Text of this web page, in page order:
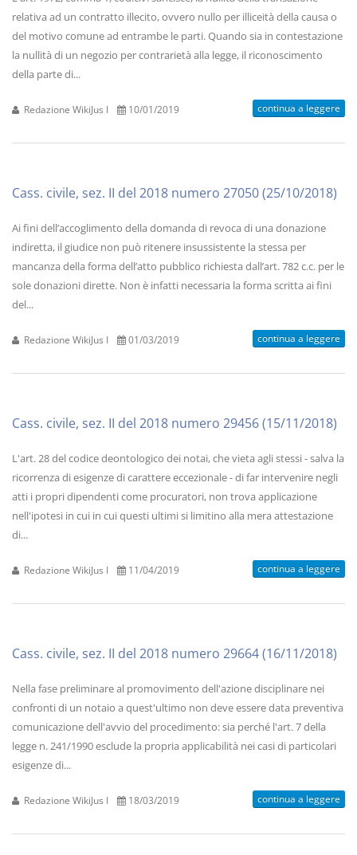
relativa ad un contratto illecito, ovvero nullo per illiceità della causa o
del motivo comune ad entrambe le parti. Quando sia in contestazione
la nullità di un negozio per contrarietà alla legge, il riconoscimento
della parte di...
Redazione WikiJus I 10/01/2019 continua a leggere
Cass. civile, sez. II del 2018 numero 27050 (25/10/2018)
Ai fini dell’accoglimento della domanda di revoca di una donazione
indiretta, il giudice non può ritenere insussistente la stessa per
mancanza della forma dell’atto pubblico richiesta dall’art. 782 c.c. per le
sole donazioni dirette. Non è infatti necessaria la forma scritta ai fini
del...
Redazione WikiJus I 01/03/2019 continua a leggere
Cass. civile, sez. II del 2018 numero 29456 (15/11/2018)
L'art. 28 del codice deontologico dei notai, che vieta agli stessi - salva la
ricorrenza di esigenze di carattere eccezionale - di far intervenire negli
atti i propri dipendenti come procuratori, non trova applicazione
nell'ipotesi in cui in cui questi ultimi si limitino alla mera attestazione
di...
Redazione WikiJus I 11/04/2019 continua a leggere
Cass. civile, sez. II del 2018 numero 29664 (16/11/2018)
Nella fase preliminare al promovimento dell'azione disciplinare nei
confronti di un notaio a quest'ultimo non deve essere data preventiva
comunicazione dell'avvio del procedimento: sia perché l'art. 7 della
legge n. 241/1990 esclude la propria applicabilità nei casi di particolari
esigenze di...
Redazione WikiJus I 18/03/2019 continua a leggere